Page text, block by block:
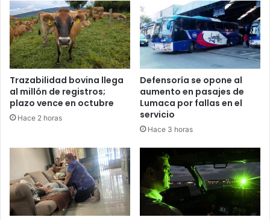
Trazabilidad bovina llega
al millón de registros;
plazo vence en octubre
Hace 2 horas
Defensoría se opone al
aumento en pasajes de
Lumaca por fallas en el
servicio
Hace 3 horas